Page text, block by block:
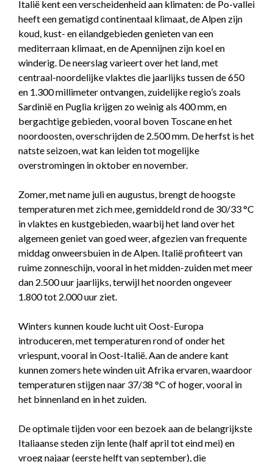
Italië kent een verscheidenheid aan klimaten: de Po-vallei
heeft een gematigd continentaal klimaat, de Alpen zijn
koud, kust- en eilandgebieden genieten van een
mediterraan klimaat, en de Apennijnen zijn koel en
winderig. De neerslag varieert over het land, met
centraal-noordelijke vlaktes die jaarlijks tussen de 650
en 1.300 millimeter ontvangen, zuidelijke regio’s zoals
Sardinië en Puglia krijgen zo weinig als 400 mm, en
bergachtige gebieden, vooral boven Toscane en het
noordoosten, overschrijden de 2.500 mm. De herfst is het
natste seizoen, wat kan leiden tot mogelijke
overstromingen in oktober en november.
Zomer, met name juli en augustus, brengt de hoogste
temperaturen met zich mee, gemiddeld rond de 30/33 °C
in vlaktes en kustgebieden, waarbij het land over het
algemeen geniet van goed weer, afgezien van frequente
middag onweersbuien in de Alpen. Italië profiteert van
ruime zonneschijn, vooral in het midden-zuiden met meer
dan 2.500 uur jaarlijks, terwijl het noorden ongeveer
1.800 tot 2.000 uur ziet.
Winters kunnen koude lucht uit Oost-Europa
introduceren, met temperaturen rond of onder het
vriespunt, vooral in Oost-Italië. Aan de andere kant
kunnen zomers hete winden uit Afrika ervaren, waardoor
temperaturen stijgen naar 37/38 °C of hoger, vooral in
het binnenland en in het zuiden.
De optimale tijden voor een bezoek aan de belangrijkste
Italiaanse steden zijn lente (half april tot eind mei) en
vroeg najaar (eerste helft van september), die